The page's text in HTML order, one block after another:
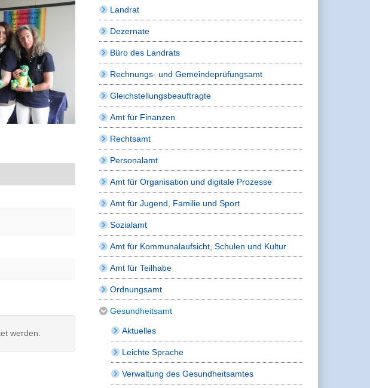
werden.
Landrat
Dezernate
Büro des Landrats
Rechnungs- und Gemeindeprüfungsamt
Gleichstellungsbeauftragte
Amt für Finanzen
Rechtsamt
Personalamt
Amt für Organisation und digitale Prozesse
Amt für Jugend, Familie und Sport
Sozialamt
Amt für Kommunalaufsicht, Schulen und Kultur
Amt für Teilhabe
Ordnungsamt
Gesundheitsamt
Aktuelles
Leichte Sprache
Verwaltung des Gesundheitsamtes